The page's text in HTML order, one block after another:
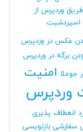
طریق وردپرس از
اسپردشیت
عکس در وردپرس
برگه در وردپرس
جوملا امنیت
وردپرس
انعطاف پذیری
سفارشی بازنویسی